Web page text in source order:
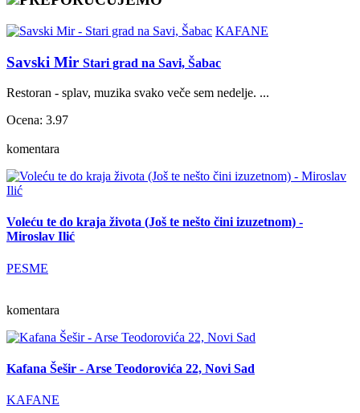
KAFANE
Savski Mir Stari grad na Savi, Šabac
Restoran - splav, muzika svako veče sem nedelje. ...
Ocena: 3.97
komentara
Voleću te do kraja života (Još te nešto čini izuzetnom) -
Miroslav Ilić
PESME
komentara
Kafana Šešir - Arse Teodorovića 22, Novi Sad
KAFANE